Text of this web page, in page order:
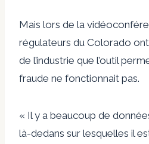
Mais lors de la
régulateurs du Colorado
de l’industrie que l’outil
fraude ne fonctionnait pas.
« Il y a beaucoup de
là-dedans sur lesquelles il